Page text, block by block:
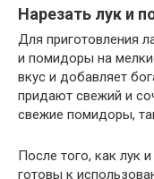
Нарезать лук и
Для приготовления
и помидоры на
вкус и добавляет
придают свежий и
свежие помидоры,
После того, как лук
готовы к